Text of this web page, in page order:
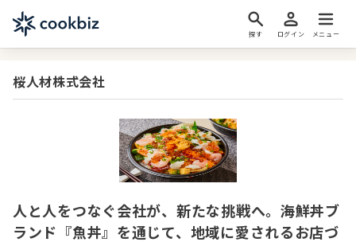
探す ログイン メニュー
桜人材株式会社
人と人をつなぐ会社が、新たな挑戦へ。海鮮丼ブ
ランド『魚丼』を通じて、地域に愛されるお店づ